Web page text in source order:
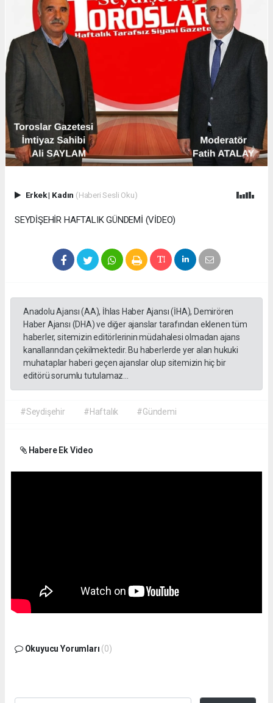
Erkek| Kadın (Haberi Sesli Oku)
SEYDİŞEHİR HAFTALIK GÜNDEMİ (VİDEO)
Anadolu Ajansı (AA), İhlas Haber Ajansı (İHA), Demirören
Haber Ajansı (DHA) ve diğer ajanslar tarafından eklenen tüm
haberler, sitemizin editörlerinin müdahalesi olmadan ajans
kanallarından çekilmektedir. Bu haberlerde yer alan hukuki
muhataplar haberi geçen ajanslar olup sitemizin hiç bir
editörü sorumlu tutulamaz...
#Seydişehir #Haftalık #Gündemi
Habere Ek Video
Okuyucu Yorumları (0)